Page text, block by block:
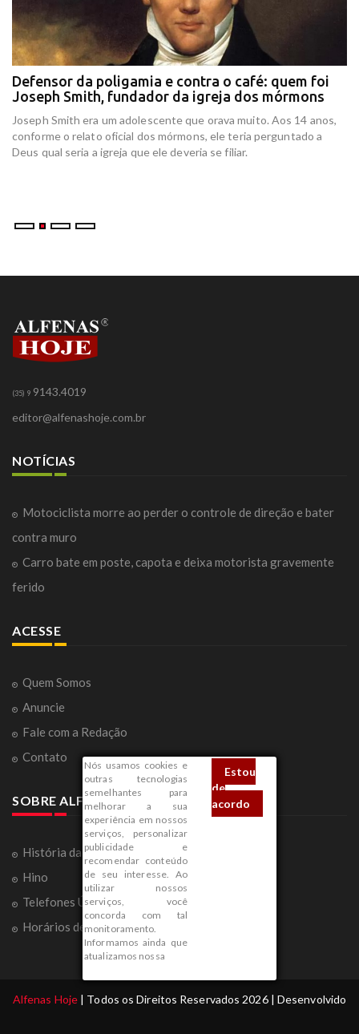
Defensor da poligamia e contra o café: quem foi
Joseph Smith, fundador da igreja dos mórmons
Joseph Smith era um adolescente que orava muito. Aos 14 anos,
conforme o relato oficial dos mórmons, ele teria perguntado a
Deus qual seria a igreja que ele deveria se filiar.
Nós usamos cookies e
outras tecnologias
semelhantes para
melhorar a sua
experiência em nossos
serviços, personalizar
publicidade e
recomendar conteúdo
de seu interesse. Ao
utilizar nossos
serviços, você
concorda com tal
monitoramento.
Informamos ainda que
atualizamos nossa
Estou
de
acordo
(35) 9 9143.4019
editor@alfenashoje.com.br
NOTÍCIAS
Motociclista morre ao perder o controle de direção e bater
contra muro
Carro bate em poste, capota e deixa motorista gravemente
ferido
ACESSE
Quem Somos
Anuncie
Fale com a Redação
Contato
SOBRE ALFENAS
História da Cidade
Hino
Telefones Úteis
Horários de Ônibus
Alfenas Hoje | Todos os Direitos Reservados 2026 | Desenvolvido